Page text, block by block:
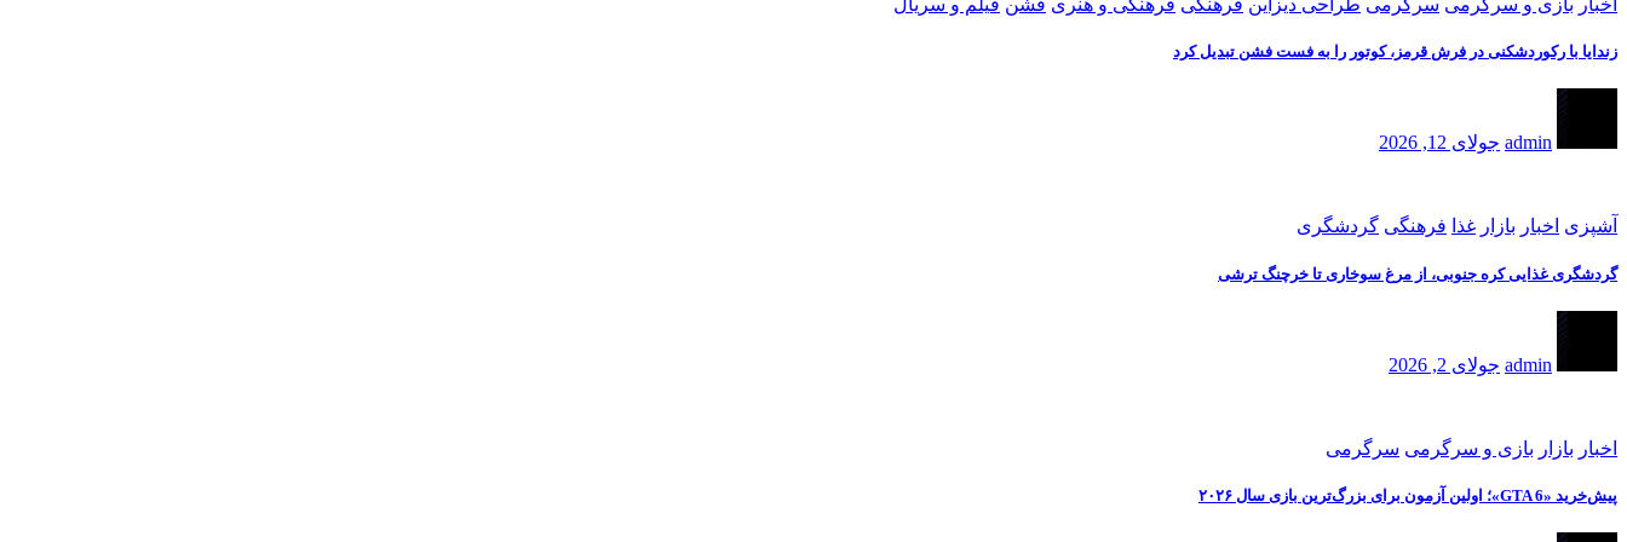
اخبار بازی و سرگرمی سرگرمی طراحی دیزاین فرهنگی فرهنگی و هنری فشن فیلم و سریال
زندایا با رکوردشکنی در فرش قرمز، کوتور را به فست فشن تبدیل کرد
admin جولای 12, 2026
آشپزی اخبار بازار غذا فرهنگی گردشگری
گردشگری غذایی کره جنوبی، از مرغ سوخاری تا خرچنگ ترشی
admin جولای 2, 2026
اخبار بازار بازی و سرگرمی سرگرمی
پیش‌خرید «GTA 6»؛ اولین آزمون برای بزرگ‌ترین بازی سال ۲۰۲۶